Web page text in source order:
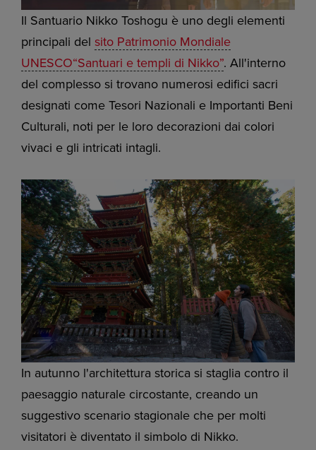
Il Santuario Nikko Toshogu è uno degli elementi
principali del sito Patrimonio Mondiale
UNESCO“Santuari e templi di Nikko”. All'interno
del complesso si trovano numerosi edifici sacri
designati come Tesori Nazionali e Importanti Beni
Culturali, noti per le loro decorazioni dai colori
vivaci e gli intricati intagli.
In autunno l'architettura storica si staglia contro il
paesaggio naturale circostante, creando un
suggestivo scenario stagionale che per molti
visitatori è diventato il simbolo di Nikko.